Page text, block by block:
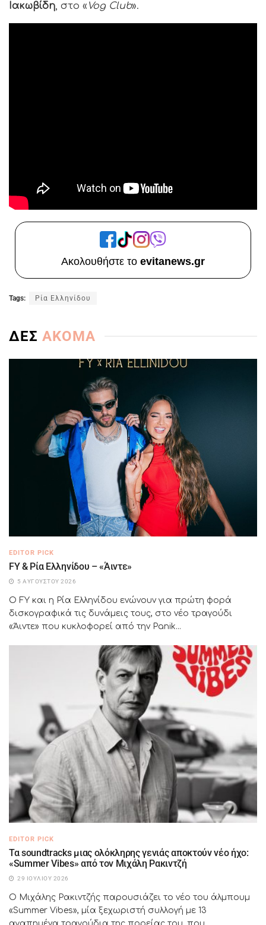
Ιακωβίδη, στο « Vog Club».
Ακολουθήστε το evitanews.gr
Tags: Ρία Ελληνίδου
ΔΕΣ ΑΚΟΜΑ
EDITOR PICK
FY & Ρία Ελληνίδου – «Άιντε»
5 ΑΥΓΟΎΣΤΟΥ 2026
Ο FY και η Ρία Ελληνίδου ενώνουν για πρώτη φορά
δισκογραφικά τις δυνάμεις τους, στο νέο τραγούδι
«Άιντε» που κυκλοφορεί από την Panik...
EDITOR PICK
Τα soundtracks μιας ολόκληρης γενιάς αποκτούν νέο ήχο:
«Summer Vibes» από τον Μιχάλη Ρακιντζή
29 ΙΟΥΛΊΟΥ 2026
Ο Μιχάλης Ρακιντζής παρουσιάζει το νέο του άλμπουμ
«Summer Vibes», μία ξεχωριστή συλλογή με 13